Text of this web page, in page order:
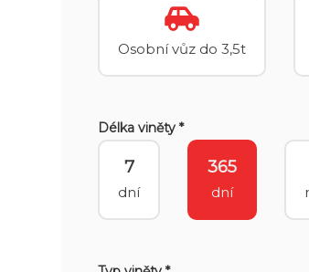
Osobní vůz do 3,5t
Délka viněty *
7
dní
365
dní